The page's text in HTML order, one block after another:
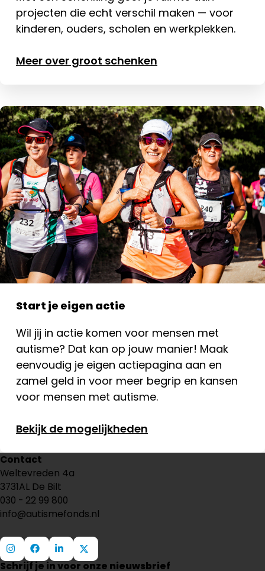
projecten die echt verschil maken — voor
kinderen, ouders, scholen en werkplekken.
Meer over groot schenken
Start je eigen actie
Wil jij in actie komen voor mensen met
autisme? Dat kan op jouw manier! Maak
eenvoudig je eigen actiepagina aan en
zamel geld in voor meer begrip en kansen
voor mensen met autisme.
Bekijk de mogelijkheden
Contact
Weltevreden 4a
3731AL De Bilt
030 - 22 99 800
info@autismefonds.nl
Ga
Ga
Ga
Ga
Schrijf je in voor onze nieuwsbrief